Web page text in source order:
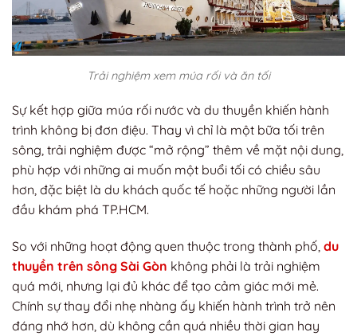
Trải nghiệm xem múa rối và ăn tối
Sự kết hợp giữa múa rối nước và du thuyền khiến hành
trình không bị đơn điệu. Thay vì chỉ là một bữa tối trên
sông, trải nghiệm được “mở rộng” thêm về mặt nội dung,
phù hợp với những ai muốn một buổi tối có chiều sâu
hơn, đặc biệt là du khách quốc tế hoặc những người lần
đầu khám phá TP.HCM.
So với những hoạt động quen thuộc trong thành phố, du
thuyền trên sông Sài Gòn không phải là trải nghiệm
quá mới, nhưng lại đủ khác để tạo cảm giác mới mẻ.
Chính sự thay đổi nhẹ nhàng ấy khiến hành trình trở nên
đáng nhớ hơn, dù không cần quá nhiều thời gian hay